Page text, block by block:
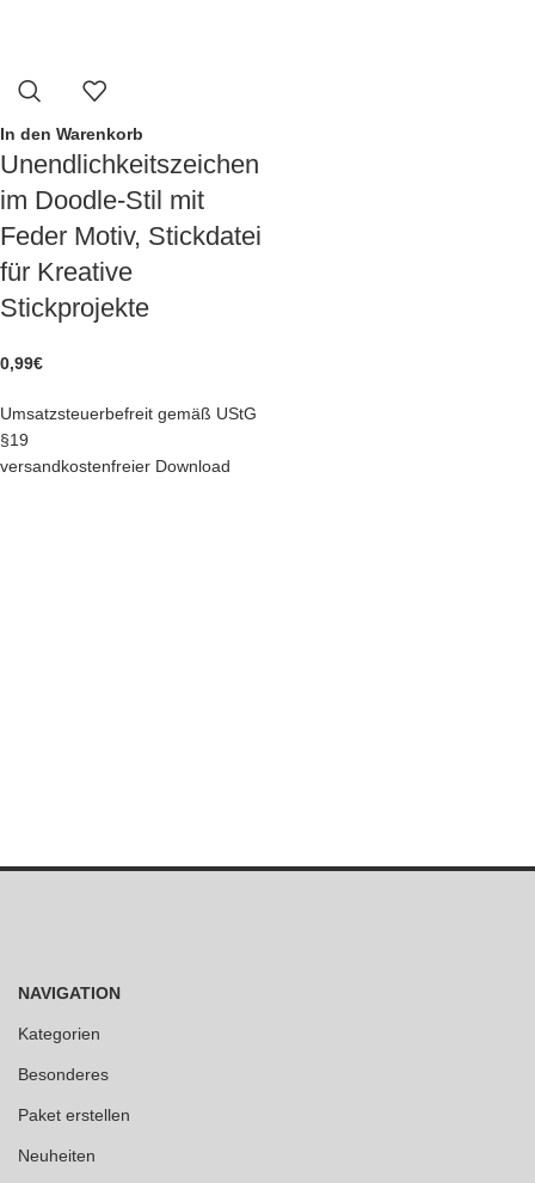
In den Warenkorb
Unendlichkeitszeichen
im Doodle-Stil mit
Feder Motiv, Stickdatei
für Kreative
Stickprojekte
0,99€
Umsatzsteuerbefreit gemäß UStG
§19
versandkostenfreier Download
NAVIGATION
Kategorien
Besonderes
Paket erstellen
Neuheiten